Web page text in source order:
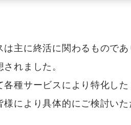
は主に終活に関わるもので
れました。
各種サービスにより特化し
様により具体的にご検討い